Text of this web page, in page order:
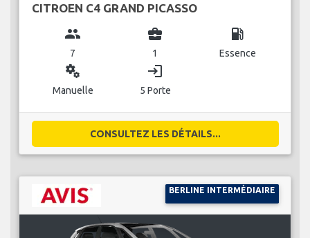
CITROEN C4 GRAND PICASSO
group
7
business_center
1
local_gas_station
Essence
miscellaneous_services
Manuelle
login
5 Porte
CONSULTEZ LES DÉTAILS...
BERLINE INTERMÉDIAIRE